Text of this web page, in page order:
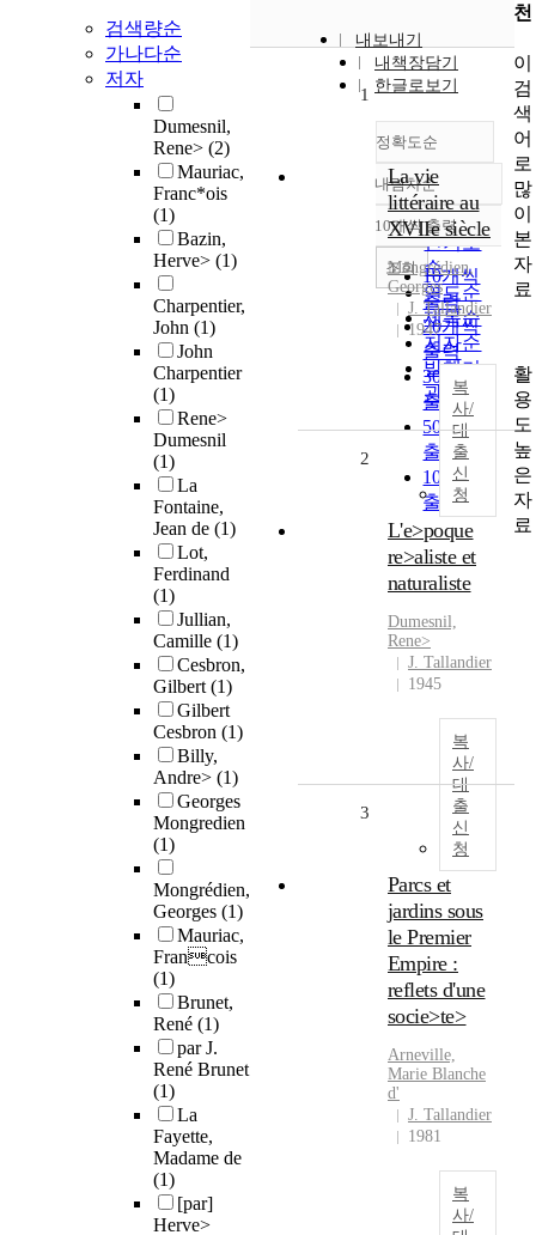
검색량순
가나다순
저자
Dumesnil,
Rene> (2)
Mauriac,
Franc*ois
(1)
Bazin,
Herve> (1)
Charpentier,
John (1)
John
Charpentier
(1)
Rene>
Dumesnil
(1)
La
Fontaine,
Jean de (1)
Lot,
Ferdinand
(1)
Jullian,
Camille (1)
Cesbron,
Gilbert(1)
Gilbert
Cesbron (1)
Billy,
Andre> (1)
Georges
Mongredien
(1)
Mongrédien,
Georges (1)
Mauriac,
Francois
(1)
Brunet,
René (1)
par J.
René Brunet
(1)
La
Fayette,
Madame de
(1)
[par]
Herve>
내보내기
내책장담기
한글로보기
정확도순
정확도
순
인기도
순
연도순
제목순
저자순
발행기
관순
내림차순
내림차순
10개씩 출력
10개씩
출력
20개씩
출력
30개씩
출력
50개씩
출력
100개씩
출력
조회
1
La vie
littéraire au
XVIIe siècle
Mongrédien,
Georges
J. Tallandier
1947
복
사/
대
출
신
청
2
L'e>poque
re>aliste et
naturaliste
Dumesnil,
Rene>
J. Tallandier
1945
복
사/
대
출
신
청
3
Parcs et
jardins sous
le Premier
Empire :
reflets d'une
socie>te>
Arneville,
Marie Blanche
d'
J. Tallandier
1981
복
사/
천
이
검
색
어
로
많
이
본
자
료
활
용
도
높
은
자
료